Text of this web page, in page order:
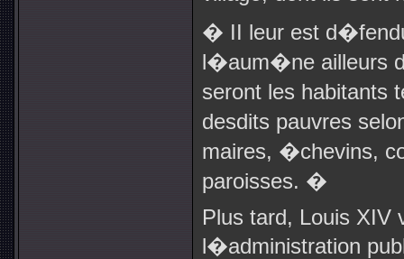
� II leur est
l�aum�ne ailleurs
seront les
desdits pauvres
maires, �chevins,
paroisses. �
Plus tard, Louis XIV
l�administration